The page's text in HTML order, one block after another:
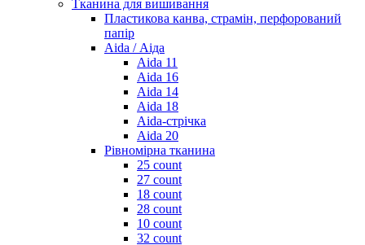
Тканина для вишивання
Пластикова канва, страмін, перфорований
папір
Aida / Аіда
Aida 11
Aida 16
Aida 14
Aida 18
Aida-стрічка
Aida 20
Рівномірна тканина
25 count
27 count
18 count
28 count
10 count
32 count